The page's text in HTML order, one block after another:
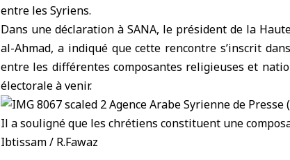
entre les Syriens.
Dans une déclaration à SANA, le président de la
al-Ahmad, a indiqué que cette rencontre s’inscrit
entre les différentes composantes religieuses et
électorale à venir.
Il a souligné que les chrétiens constituent une
Ibtissam / R.Fawaz